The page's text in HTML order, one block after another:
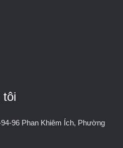
tôi
96 Phan Khiêm Ích, Phường